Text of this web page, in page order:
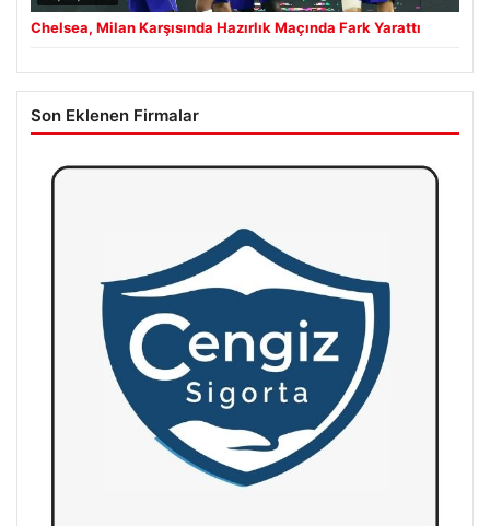
Chelsea, Milan Karşısında Hazırlık Maçında Fark Yarattı
Son Eklenen Firmalar